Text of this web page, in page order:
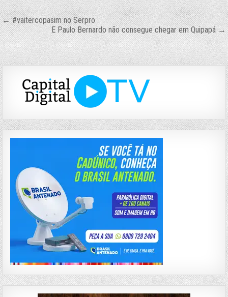
Navegação
de
Post
← #vaitercopasim no Serpro
E Paulo Bernardo não consegue chegar em Quipapá →